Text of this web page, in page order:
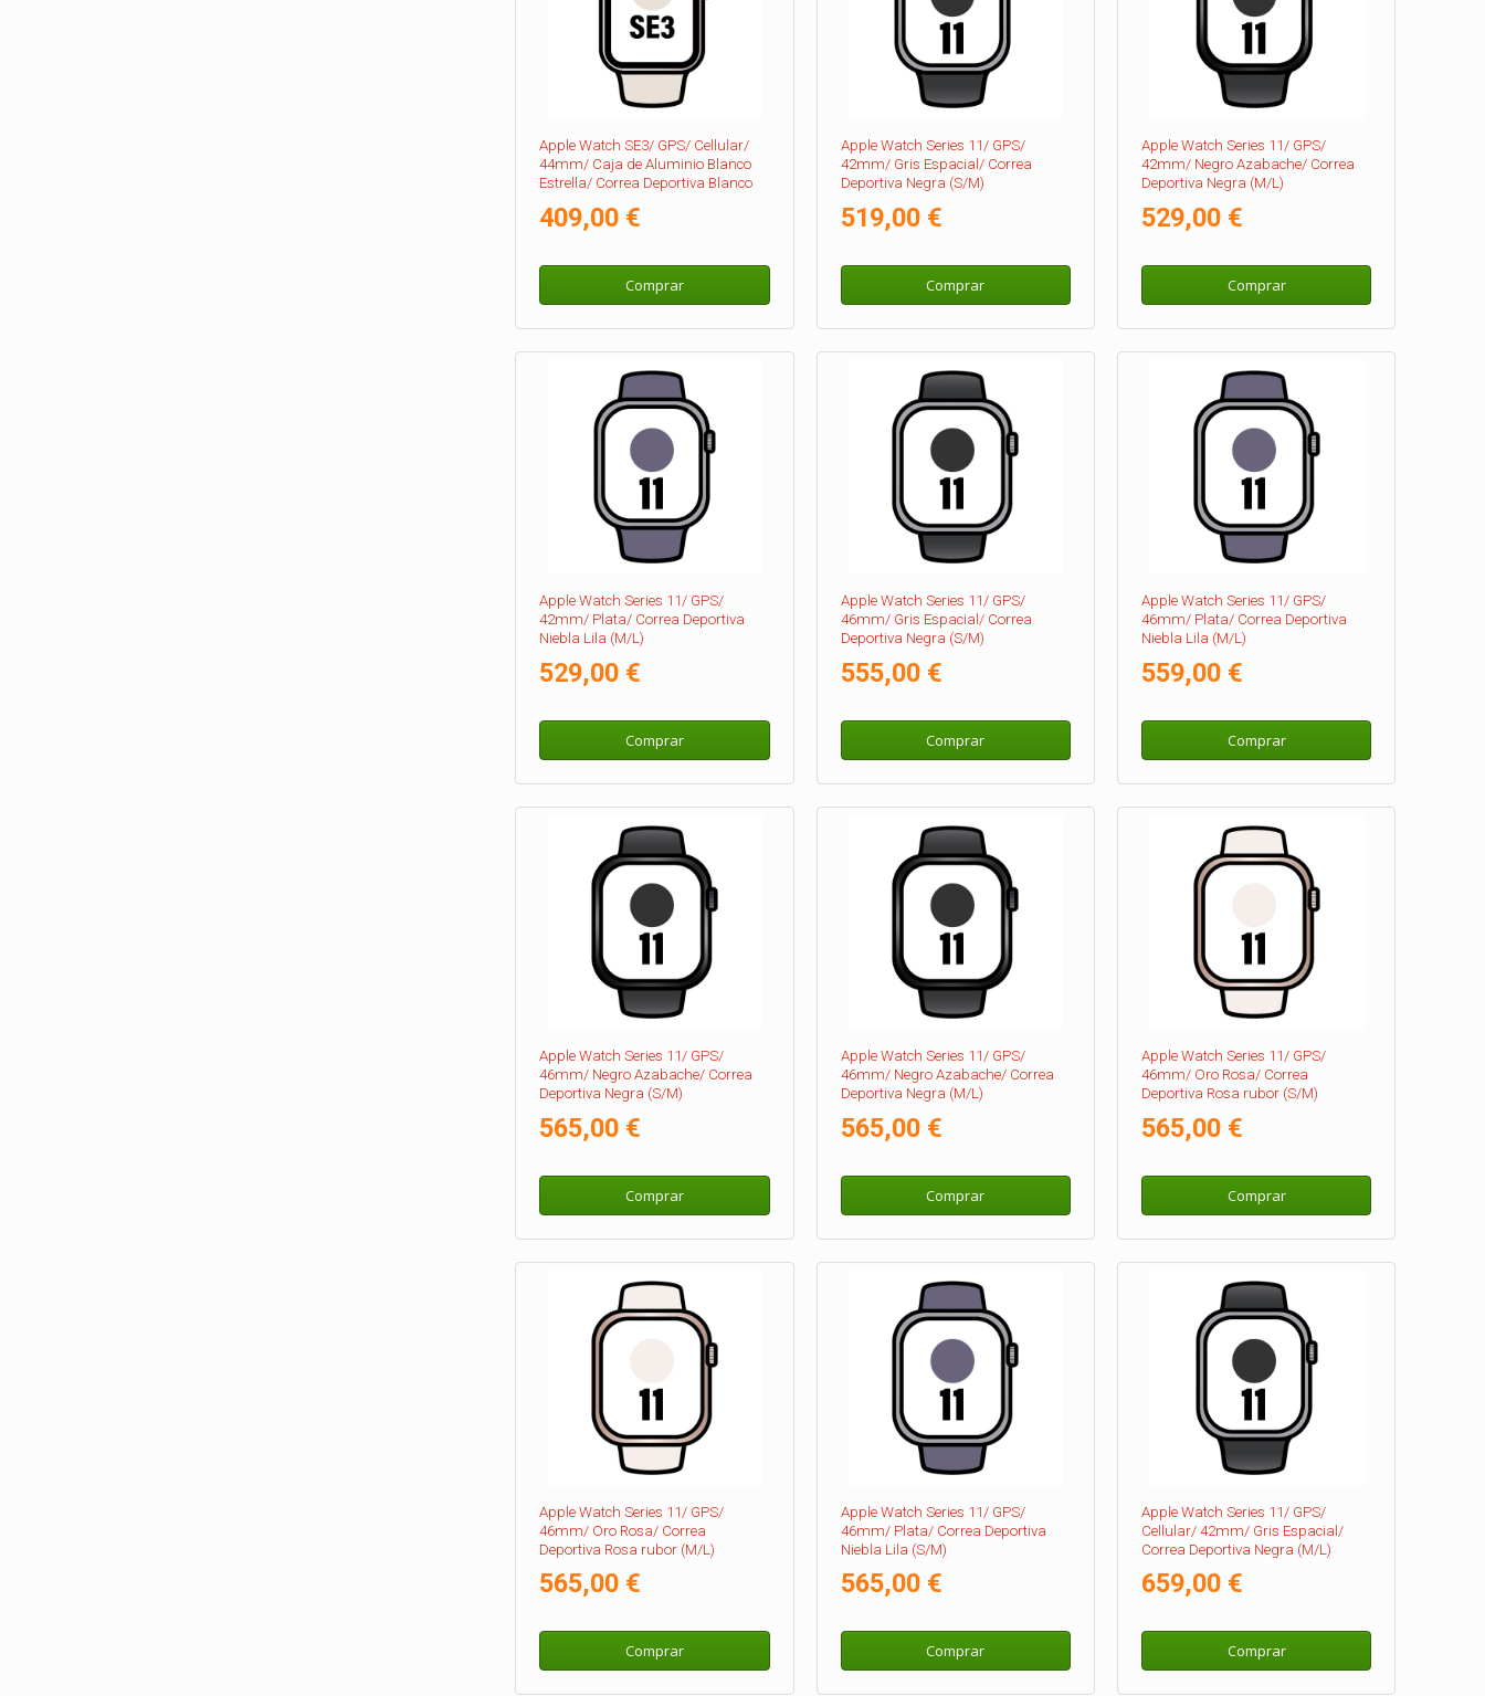
Apple Watch SE3/ GPS/ Cellular/
44mm/ Caja de Aluminio Blanco
Estrella/ Correa Deportiva Blanco
409,00 €
Comprar
Apple Watch Series 11/ GPS/
42mm/ Gris Espacial/ Correa
Deportiva Negra (S/M)
519,00 €
Comprar
Apple Watch Series 11/ GPS/
42mm/ Negro Azabache/ Correa
Deportiva Negra (M/L)
529,00 €
Comprar
Apple Watch Series 11/ GPS/
42mm/ Plata/ Correa Deportiva
Niebla Lila (M/L)
529,00 €
Comprar
Apple Watch Series 11/ GPS/
46mm/ Gris Espacial/ Correa
Deportiva Negra (S/M)
555,00 €
Comprar
Apple Watch Series 11/ GPS/
46mm/ Plata/ Correa Deportiva
Niebla Lila (M/L)
559,00 €
Comprar
Apple Watch Series 11/ GPS/
46mm/ Negro Azabache/ Correa
Deportiva Negra (S/M)
565,00 €
Comprar
Apple Watch Series 11/ GPS/
46mm/ Negro Azabache/ Correa
Deportiva Negra (M/L)
565,00 €
Comprar
Apple Watch Series 11/ GPS/
46mm/ Oro Rosa/ Correa
Deportiva Rosa rubor (S/M)
565,00 €
Comprar
Apple Watch Series 11/ GPS/
46mm/ Oro Rosa/ Correa
Deportiva Rosa rubor (M/L)
565,00 €
Comprar
Apple Watch Series 11/ GPS/
46mm/ Plata/ Correa Deportiva
Niebla Lila (S/M)
565,00 €
Comprar
Apple Watch Series 11/ GPS/
Cellular/ 42mm/ Gris Espacial/
Correa Deportiva Negra (M/L)
659,00 €
Comprar